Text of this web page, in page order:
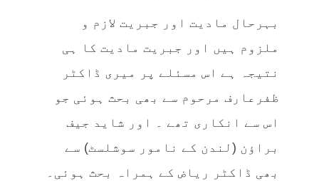
بہرحال مادیت اور جبریت لازم و
ملزوم ہیں اور جبریت مادیت کا ہی
نتیجہ ہے اس مسئلے پر میری ڈاکٹر
ظفرعارف مرحوم سے بھی بحث ہوئی جو
اس سے انکاری تھے ۔ اور شاید جیف
براؤن (لندن کے نامور سوشلسٹ) سے
بھی ڈاکٹر ریاض کے ہمراہ بحث ہوئی۔